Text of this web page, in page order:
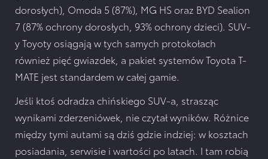
dorosłych), Omoda 5 (87%), MG HS oraz BYD Sealion
7 (87% ochrony dorosłych, 93% ochrony dzieci). SUV-
y Toyoty osiągają w tych samych protokołach
również pięć gwiazdek, a pakiet systemów Toyota T-
MATE jest standardem w całej gamie.
Jeśli ktoś odradza chińskiego SUV-a, strasząc
wynikami zderzeniówek, nie czytał wyników. Różnice
między tymi autami są dziś gdzie indziej: w kosztach
posiadania, serwisie i wartości po latach. I tam robią